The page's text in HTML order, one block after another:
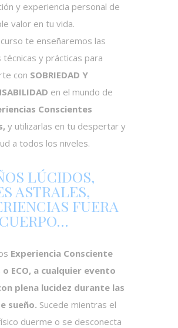
y experiencia personal de
valor en tu vida.
te enseñaremos las
y prácticas para
con SOBRIEDAD Y
en el mundo de
Conscientes
y utilizarlas en tu despertar y
a todos los niveles.
LÚCIDOS,
ASTRALES,
FUERA
Experiencia Consciente
o ECO, a cualquier evento
plena lucidez durante las
sueño. Sucede mientras el
duerme o se desconecta